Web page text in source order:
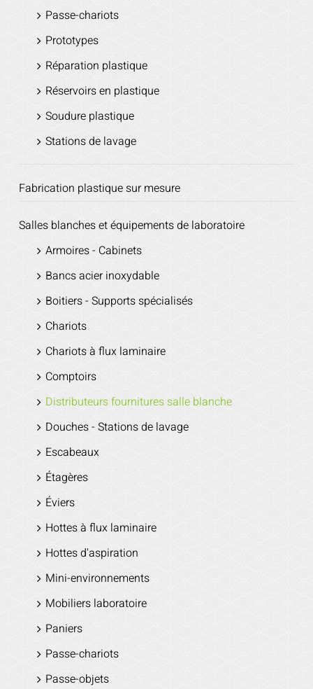
Passe-chariots
Prototypes
Réparation plastique
Réservoirs en plastique
Soudure plastique
Stations de lavage
Fabrication plastique sur mesure
Salles blanches et équipements de laboratoire
Armoires - Cabinets
Bancs acier inoxydable
Boitiers - Supports spécialisés
Chariots
Chariots à flux laminaire
Comptoirs
Distributeurs fournitures salle blanche
Douches - Stations de lavage
Escabeaux
Étagères
Éviers
Hottes à flux laminaire
Hottes d'aspiration
Mini-environnements
Mobiliers laboratoire
Paniers
Passe-chariots
Passe-objets